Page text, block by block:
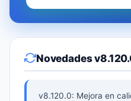
Novedades
v8.120.0: Mejora en